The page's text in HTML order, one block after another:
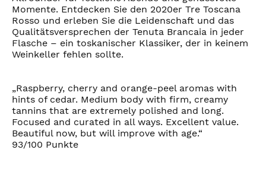
Momente. Entdecken Sie den 2020er Tre Toscana
Rosso und erleben Sie die Leidenschaft und das
Qualitätsversprechen der Tenuta Brancaia in jeder
Flasche – ein toskanischer Klassiker, der in keinem
Weinkeller fehlen sollte.
„Raspberry, cherry and orange-peel aromas with
hints of cedar. Medium body with firm, creamy
tannins that are extremely polished and long.
Focused and curated in all ways. Excellent value.
Beautiful now, but will improve with age.“
93/100 Punkte